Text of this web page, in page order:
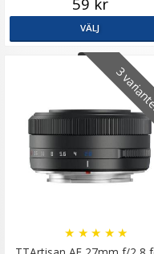
Puluz 15.5cm
VÄLJ
3
★ ★ ★ ★ ★